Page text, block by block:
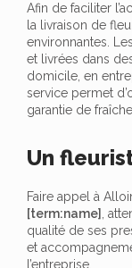
Afin de faciliter
la livraison de
environnantes.
et livrées dans
domicile, en
service permet
garantie de
Un
Faire appel à
[term:name]
,
qualité de ses
et
l’entreprise.